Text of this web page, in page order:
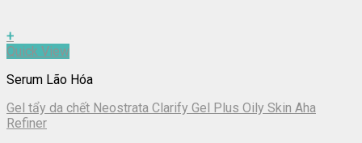
+
Quick View
Serum Lão Hóa
Gel tẩy da chết Neostrata Clarify Gel Plus Oily Skin Aha
Refiner